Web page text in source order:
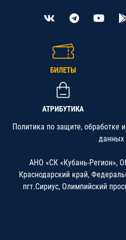
БИЛЕТЫ
АТРИБУТИКА
Политика по защите, обработке
данных
АНО «СК «Кубань-Регион»,
Краснодарский край,
пгт.Сириус, Олимпийский